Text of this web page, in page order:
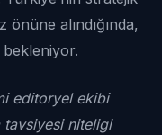
alındığında,
bekleniyor.
editoryel ekibi
tavsiyesi niteligi